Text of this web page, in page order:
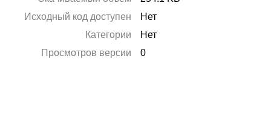
Исходный код доступен
Нет
Категории
Нет
Просмотров версии
0